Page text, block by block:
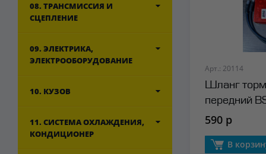
08. ТРАНСМИССИЯ И
СЦЕПЛЕНИЕ
09. ЭЛЕКТРИКА,
ЭЛЕКТРООБОРУДОВАНИЕ
10. КУЗОВ
11. СИСТЕМА ОХЛАЖДЕНИЯ,
КОНДИЦИОНЕР
Арт.: 20114
Шланг
передний
590 р
В